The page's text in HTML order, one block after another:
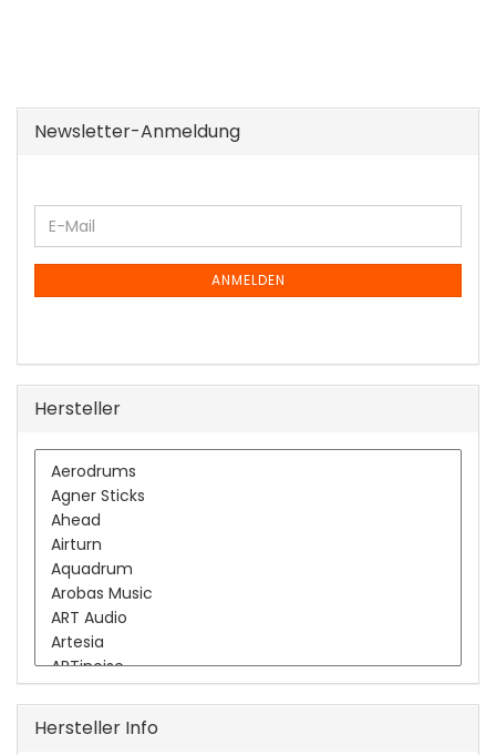
Newsletter-Anmeldung
WEITER
ZUR
NEWSLETTER-
E-
Mail
ANMELDEN
Hersteller
Hersteller Info